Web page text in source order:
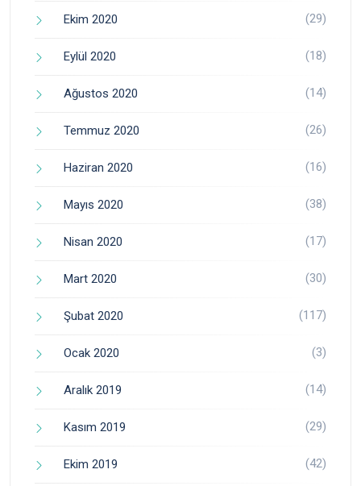
Ekim 2020 (29)
Eylül 2020 (18)
Ağustos 2020 (14)
Temmuz 2020 (26)
Haziran 2020 (16)
Mayıs 2020 (38)
Nisan 2020 (17)
Mart 2020 (30)
Şubat 2020 (117)
Ocak 2020 (3)
Aralık 2019 (14)
Kasım 2019 (29)
Ekim 2019 (42)